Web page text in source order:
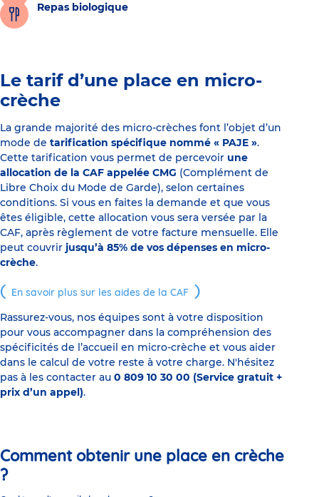
Repas biologique
Le tarif d’une place en micro-
crèche
La grande majorité des micro-crèches font l’objet d’un
mode de tarification spécifique nommé « PAJE ».
Cette tarification vous permet de percevoir une
allocation de la CAF appelée CMG (Complément de
Libre Choix du Mode de Garde), selon certaines
conditions. Si vous en faites la demande et que vous
êtes éligible, cette allocation vous sera versée par la
CAF, après règlement de votre facture mensuelle. Elle
peut couvrir jusqu’à 85% de vos dépenses en micro-
crèche.
En savoir plus sur les aides de la CAF
Rassurez-vous, nos équipes sont à votre disposition
pour vous accompagner dans la compréhension des
spécificités de l’accueil en micro-crèche et vous aider
dans le calcul de votre reste à votre charge. N'hésitez
pas à les contacter au 0 809 10 30 00 (Service gratuit +
prix d’un appel).
Comment obtenir une place en crèche
?